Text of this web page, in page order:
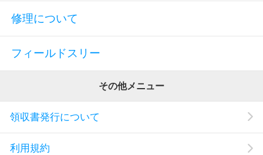
修理について
フィールドスリー
その他メニュー
領収書発行について
利用規約